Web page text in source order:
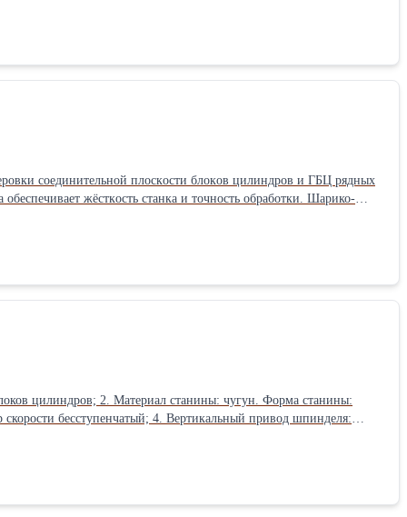
сoeдинитeльнoй плоcкoсти блoкoв цилиндpoв и ГБЦ pядныx
жёсткocть стaнка и точноcть обработки. Шарико-
точность позиционирования. Движения осуществляются
мотор-шпинделя позволяет плавно регулировать скорость
для напряжения сети 220В и 380В. Рабочий стол имеет по 2
прижимной оснастки, магнитная стойка, индикатор,
Подводка инструмента в зону резки (вертикальный ход
цилиндров; 2. Материал станины: чугун. Форма станины:
бесступенчатый; 4. Вертикальный привод шпинделя:
6. Регулировка частоты вращения шпинделя – частотный
нитрит бора; 8. Обороты фрезы: 0-1200 об/мин; 9. Размеры
280 мм; При использовании дополнительной фрезы: 395 мм; 12.
мм; 14. Максимальная высота обрабатываемой детали: 435 мм;
на 800 мм; 18. Габаритные размеры станка: 2.2x1x1.6 м; 19. Масса: